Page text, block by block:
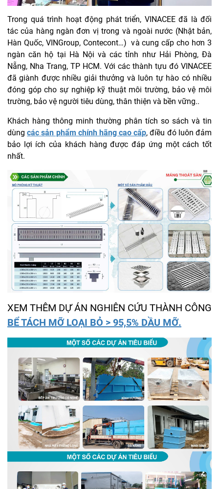
Trong quá trình hoạt động phát triển, VINACEE đã là đối
tác của hàng ngàn đơn vị trong và ngoài nước (Nhật bản,
Hàn Quốc, VINGroup, Contecont…) và cung cấp cho hơn 3
ngàn căn hộ tại Hà Nội và các tỉnh như Hải Phòng, Đà
Nẵng, Nha Trang, TP HCM. Với các thành tựu đó VINACEE
đã giành được nhiều giải thưởng và luôn tự hào có nhiều
đóng góp cho sự nghiệp kỹ thuật môi trường, bảo vệ môi
trường, bảo vệ người tiêu dùng, thân thiện và bền vững..
Khách hàng thông minh thường phân tích so sách và tin
dùngcác sản phẩm chính hãng cao cấp, điều đó luôn đảm
bảo lợi ích của khách hàng được đáp ứng một cách tốt
nhất.
XEM THÊM DỰ ÁN NGHIÊN CỨU THÀNH CÔNG
BỂ TÁCH MỠ LOẠI BỎ > 95,5% DẦU MỠ.